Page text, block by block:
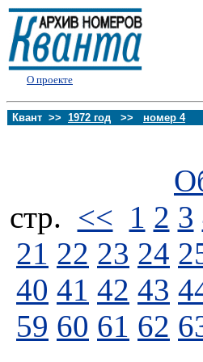
О проекте
Квант >> 1972 год >> номер 4
стp. << 1 2 3
21 22 23 24
40 41 42 43
59 60 61 62